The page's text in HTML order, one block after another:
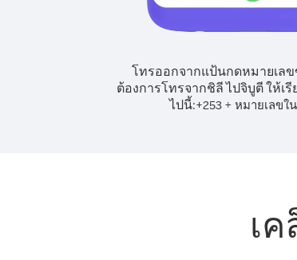
โทรออกจากแป้นกดหมายเลข
ต้องการโทรจากชิลี ไปจิบูตี ให้เ
ไปนี้:+253+ หมายเลขใ
เ